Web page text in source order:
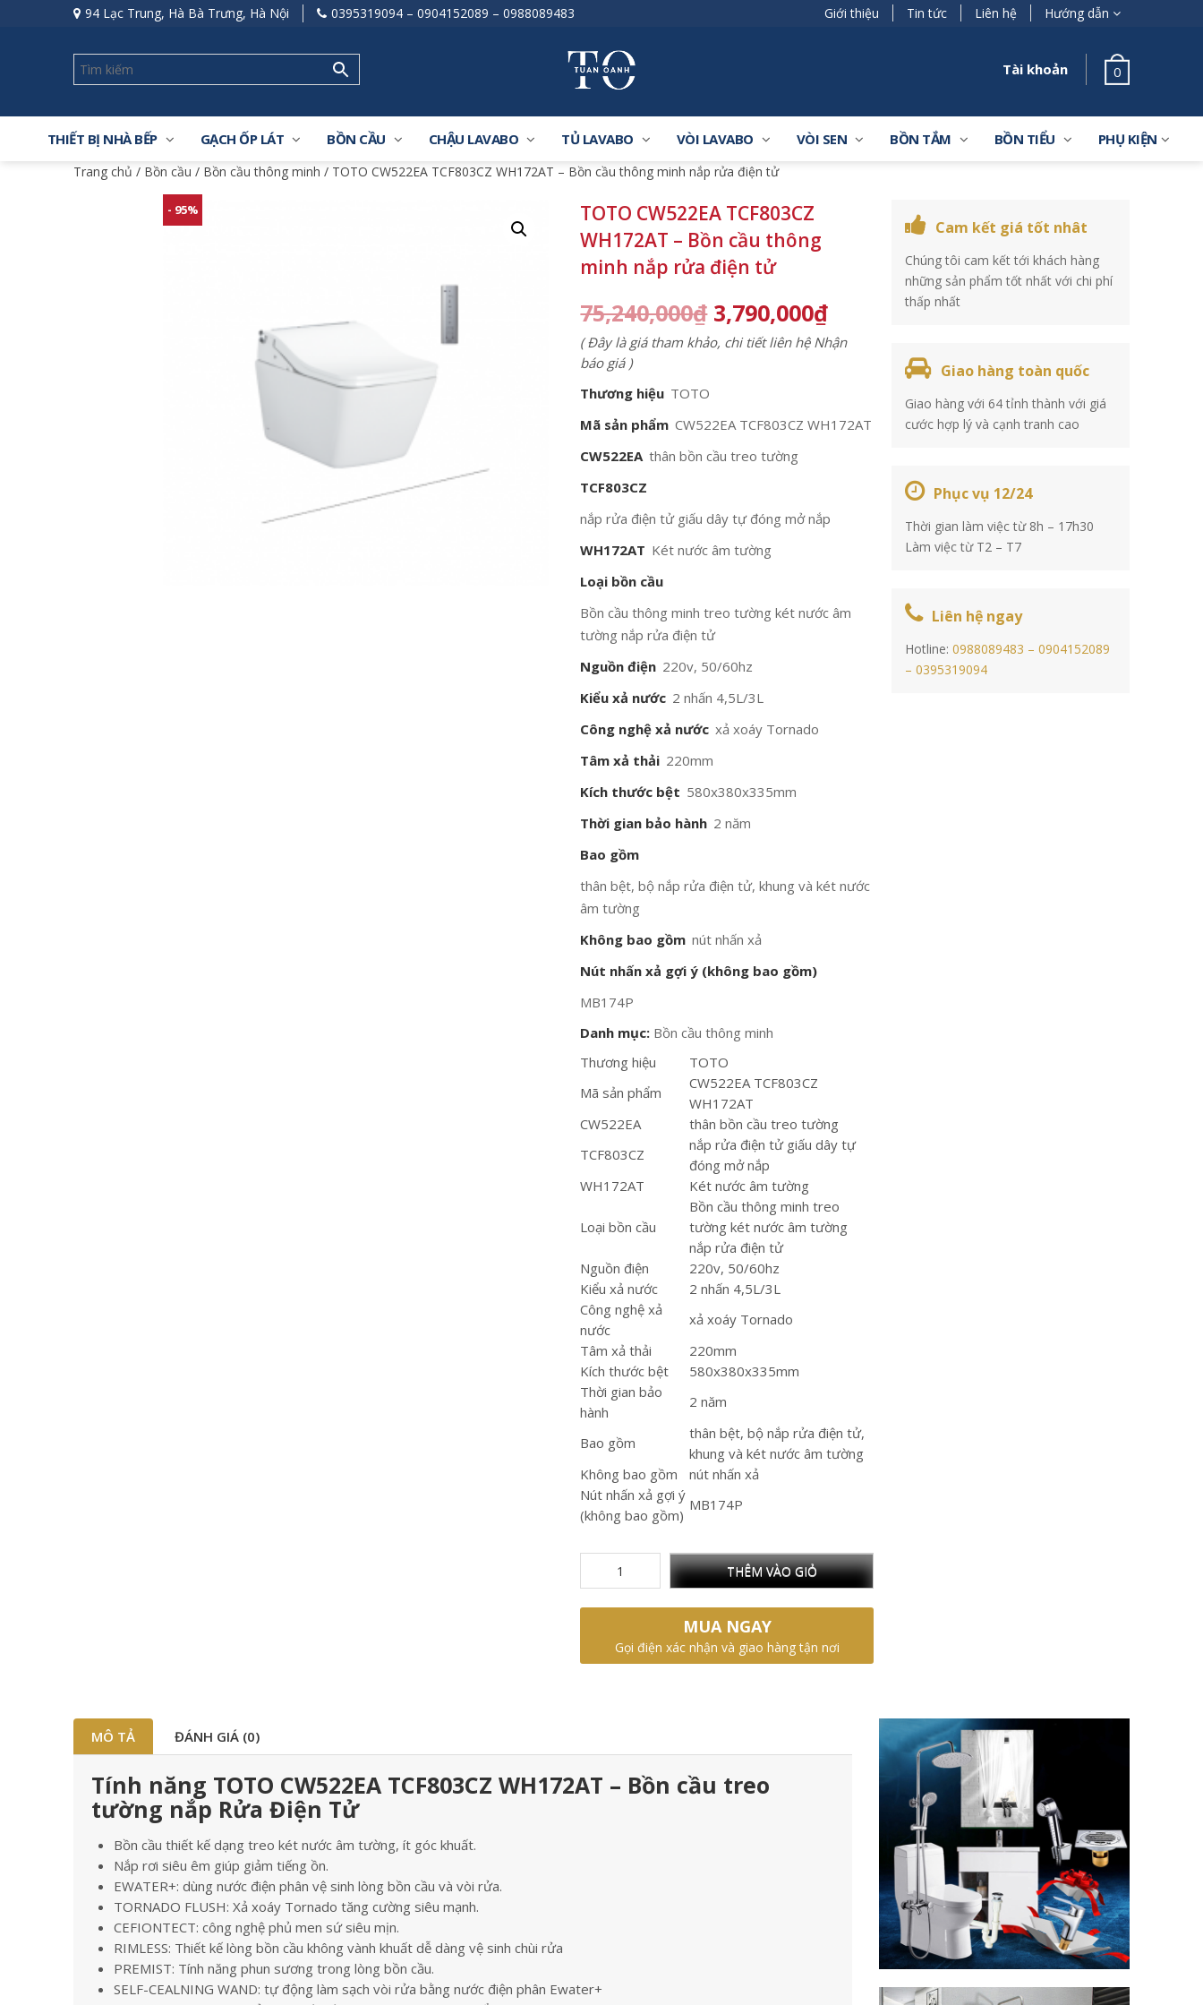
94 Lạc Trung, Hà Bà Trưng, Hà Nội 0395319094 – 0904152089 – 0988089483 Giới thiệu Tin tức Liên hệ Hướng dẫn
Tài khoản 0
THIẾT BỊ NHÀ BẾP GẠCH ỐP LÁT BỒN CẦU CHẬU LAVABO TỦ LAVABO VÒI LAVABO VÒI SEN BỒN TẮM BỒN TIỂU PHỤ KIỆN
Trang chủ / Bồn cầu / Bồn cầu thông minh / TOTO CW522EA TCF803CZ WH172AT – Bồn cầu thông minh nắp rửa điện tử
- 95%
TOTO CW522EA TCF803CZ
WH172AT – Bồn cầu thông
minh nắp rửa điện tử
75,240,000₫ 3,790,000₫
( Đây là giá tham khảo, chi tiết liên hệ Nhận
báo giá )
Thương hiệu TOTO
Mã sản phẩm CW522EA TCF803CZ WH172AT
CW522EA thân bồn cầu treo tường
TCF803CZ
nắp rửa điện tử giấu dây tự đóng mở nắp
WH172AT Két nước âm tường
Loại bồn cầu
Bồn cầu thông minh treo tường két nước âm
tường nắp rửa điện tử
Nguồn điện 220v, 50/60hz
Kiểu xả nước 2 nhấn 4,5L/3L
Công nghệ xả nước xả xoáy Tornado
Tâm xả thải 220mm
Kích thước bệt 580x380x335mm
Thời gian bảo hành 2 năm
Bao gồm
thân bệt, bộ nắp rửa điện tử, khung và két nước
âm tường
Không bao gồm nút nhấn xả
Nút nhấn xả gợi ý (không bao gồm)
MB174P
Danh mục: Bồn cầu thông minh
Thương hiệu
TOTO
Mã sản phẩm
CW522EA TCF803CZ
WH172AT
CW522EA
thân bồn cầu treo tường
TCF803CZ
nắp rửa điện tử giấu dây tự
đóng mở nắp
WH172AT
Két nước âm tường
Loại bồn cầu
Bồn cầu thông minh treo
tường két nước âm tường
nắp rửa điện tử
Nguồn điện
220v, 50/60hz
Kiểu xả nước
2 nhấn 4,5L/3L
Công nghệ xả
nước
xả xoáy Tornado
Tâm xả thải
220mm
Kích thước bệt
580x380x335mm
Thời gian bảo
hành
2 năm
Bao gồm
thân bệt, bộ nắp rửa điện tử,
khung và két nước âm tường
Không bao gồm
nút nhấn xả
Nút nhấn xả gợi ý
(không bao gồm)
MB174P
THÊM VÀO GIỎ
MUA NGAY
Gọi điện xác nhận và giao hàng tận nơi
Cam kết giá tốt nhât
Chúng tôi cam kết tới khách hàng
những sản phẩm tốt nhất với chi phí
thấp nhất
Giao hàng toàn quốc
Giao hàng với 64 tỉnh thành với giá
cước hợp lý và cạnh tranh cao
Phục vụ 12/24
Thời gian làm việc từ 8h – 17h30
Làm việc từ T2 – T7
Liên hệ ngay
Hotline: 0988089483 – 0904152089
– 0395319094
MÔ TẢ ĐÁNH GIÁ (0)
Tính năng TOTO CW522EA TCF803CZ WH172AT – Bồn cầu treo
tường nắp Rửa Điện Tử
Bồn cầu thiết kế dạng treo két nước âm tường, ít góc khuất.
Nắp rơi siêu êm giúp giảm tiếng ồn.
EWATER+: dùng nước điện phân vệ sinh lòng bồn cầu và vòi rửa.
TORNADO FLUSH: Xả xoáy Tornado tăng cường siêu mạnh.
CEFIONTECT: công nghệ phủ men sứ siêu mịn.
RIMLESS: Thiết kế lòng bồn cầu không vành khuất dễ dàng vệ sinh chùi rửa
PREMIST: Tính năng phun sương trong lòng bồn cầu.
SELF-CEALNING WAND: tự động làm sạch vòi rửa bằng nước điện phân Ewater+